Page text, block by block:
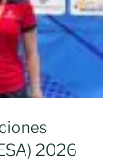
2026